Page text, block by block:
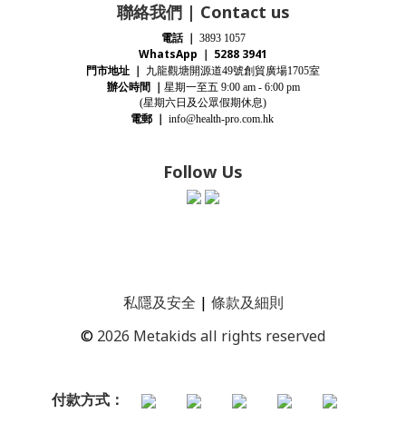
聯絡我們 | Contact us
電話 ｜ 3893 1057
WhatsApp ｜ 5288 3941
門市地址 ｜ 九龍觀塘開源道49號創貿廣場1705室
辦公時間｜ 星期一至五 9:00 am - 6:00 pm
(星期六日及公眾假期休息)
電郵｜ info@health-pro.com.hk
Follow Us
私隱及安全 | 條款及細則
© 2026 Metakids all rights reserved
付款方式：